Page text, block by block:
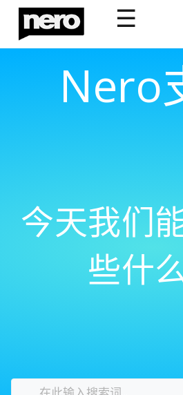
☰
Nero
今天我们
些什么